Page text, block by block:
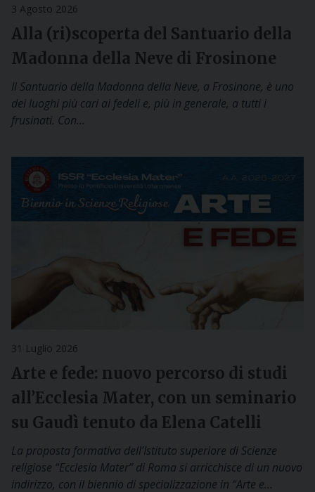
3 Agosto 2026
Alla (ri)scoperta del Santuario della
Madonna della Neve di Frosinone
Il Santuario della Madonna della Neve, a Frosinone, è uno
dei luoghi più cari ai fedeli e, più in generale, a tutti i
frusinati. Con…
31 Luglio 2026
Arte e fede: nuovo percorso di studi
all’Ecclesia Mater, con un seminario
su Gaudì tenuto da Elena Catelli
La proposta formativa dell’Istituto superiore di Scienze
religiose “Ecclesia Mater” di Roma si arricchisce di un nuovo
indirizzo, con il biennio di specializzazione in “Arte e…